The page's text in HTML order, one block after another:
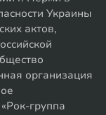
Украины
актов,
организация
группа